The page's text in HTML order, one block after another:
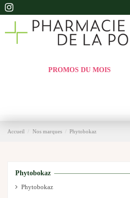
PROMOS DU MOIS
Accueil Nos marques Phytobokaz
Phytobokaz
Phytobokaz